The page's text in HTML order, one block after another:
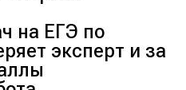
на ЕГЭ по
эксперт и за